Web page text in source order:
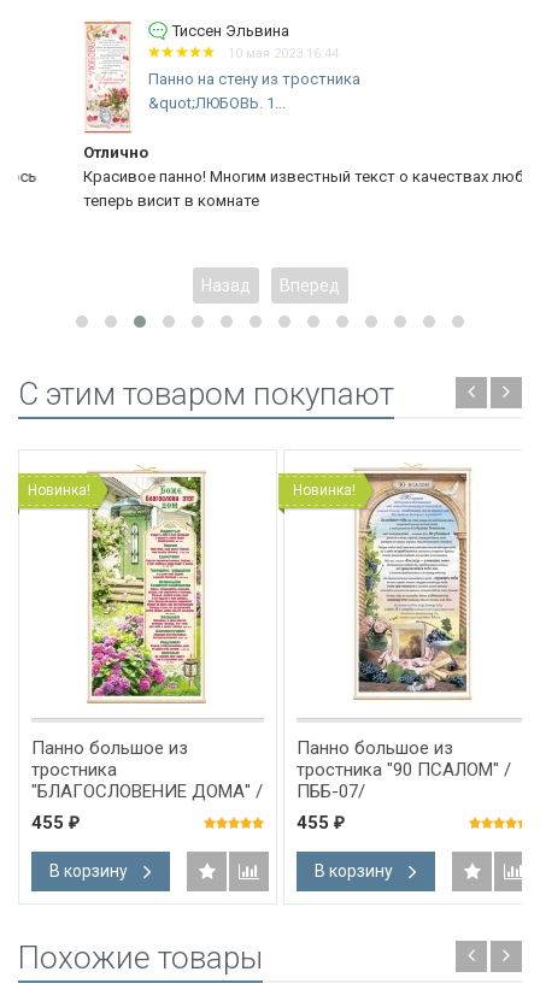
Тиссен Эльвина
10 мая 2023 16:44
Панно на стену из тростника
&quot;ЛЮБОВЬ. 1...
Отлично
Красивое панно! Многим известный текст о качествах любви
теперь висит в комнате
Назад Вперед
C этим товаром покупают
Новинка!
Панно большое из
тростника
"БЛАГОСЛОВЕНИЕ ДОМА" /
ПББ-10/
455 ₽
В корзину
Новинка!
Панно большое из
тростника "90 ПСАЛОМ" /
ПББ-07/
455 ₽
В корзину
Похожие товары